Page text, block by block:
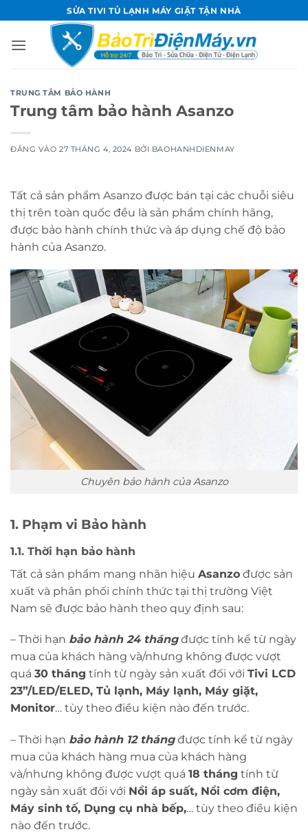
qua
nội
SỬA TIVI TỦ LẠNH MÁY GIẶT TẬN NHÀ
TRUNG TÂM BẢO HÀNH
Trung tâm bảo hành Asanzo
ĐĂNG VÀO27 THÁNG 4, 2024 BỞI BAOHANHDIENMAY
Tất cả sản phẩm Asanzo được bán tại các chuỗi siêu
thị trên toàn quốc đều là sản phẩm chính hãng,
được bảo hành chính thức và áp dụng chế độ bảo
hành của Asanzo.
Chuyên bảo hành của Asanzo
1. Phạm vi Bảo hành
1.1. Thời hạn bảo hành
Tất cả sản phẩm mang nhãn hiệu Asanzo được sản
xuất và phân phối chính thức tại thị trường Việt
Nam sẽ được bảo hành theo quy định sau:
– Thời hạn bảo hành 24 thángđược tính kể từ ngày
mua của khách hàng và/nhưng không được vượt
quá 30 tháng tính từ ngày sản xuất đối với Tivi LCD
23”/LED/ELED, Tủ lạnh, Máy lạnh, Máy giặt,
Monitor… tùy theo điều kiện nào đến trước.
– Thời hạn bảo hành 12 thángđược tính kể từ ngày
mua của khách hàng mua của khách hàng
và/nhưng không được vượt quá 18 tháng tính từ
ngày sản xuất đối với Nồi áp suất, Nồi cơm điện,
Máy sinh tố, Dụng cụ nhà bếp,… tùy theo điều kiện
nào đến trước.